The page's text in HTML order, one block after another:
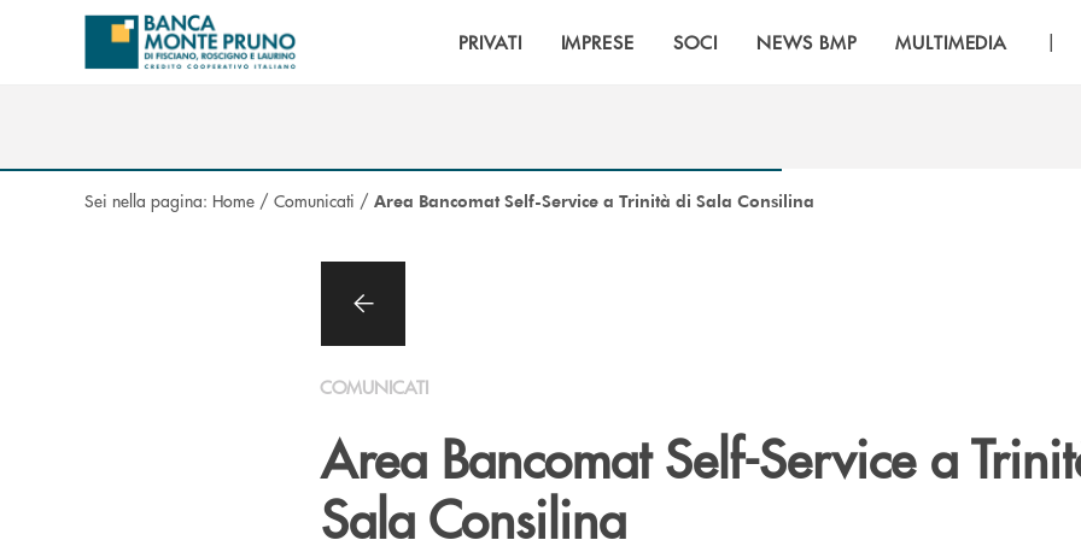
Salta al contenuto principale
PRIVATI IMPRESE SOCI NEWS BMP MULTIMEDIA |
Sei nella pagina: Home / Comunicati / Area Bancomat Self-Service a Trinità di Sala Consilina
COMUNICATI
Area Bancomat Self-Service a
Sala Consilina